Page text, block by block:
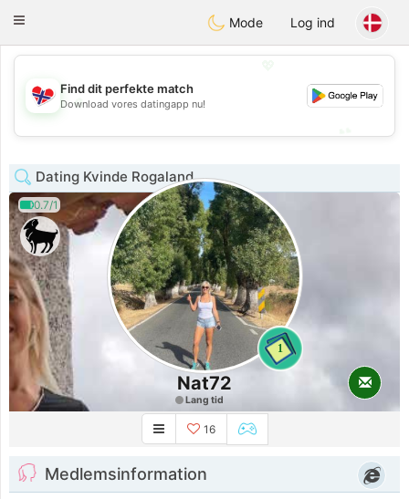
EkteNordmenn
Toggle
Mode Log ind
💖
💕
Find dit perfekte match
Download vores datingapp nu!
Dating Kvinde Rogaland
0.7/1
1
Nat72
Lang tid
16
Medlemsinformation